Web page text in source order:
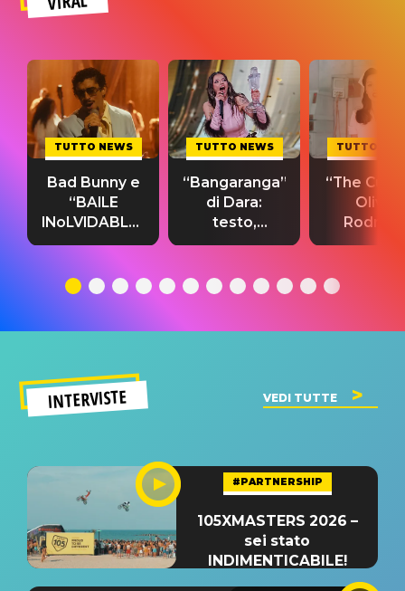
TUTTO NEWS
Bad Bunny e
“BAILE
INoLVIDABLE”:
testo,
significato
TUTTO NEWS
“Bangaranga”
di Dara:
testo,
traduzione e
del singolo
TUTTO
“The
Olivia
testo,
INTERVISTE VEDI TUTTE
#PARTNERSHIP
105XMASTERS 2026 –
sei stato
INDIMENTICABILE!